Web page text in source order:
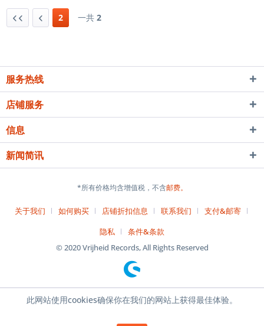
2 一共 2
服务热线
店铺服务
信息
新闻简讯
*所有价格均含增值税，不含邮费。
关于我们 如何购买 店铺折扣信息 联系我们
支付&邮寄
隐私
条件&条款
© 2020 Vrijheid Records, All Rights Reserved
此网站使用cookies确保你在我们的网站上获得最佳体验。